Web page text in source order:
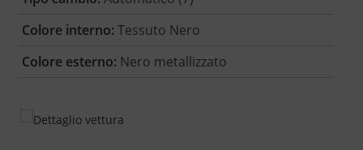
Colore interno: Tessuto Nero
Colore esterno: Nero metallizzato